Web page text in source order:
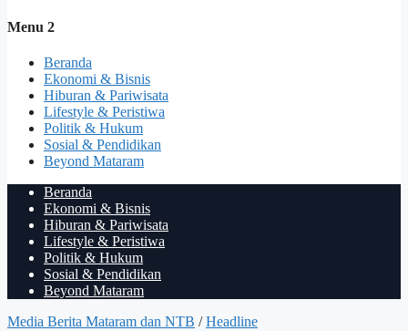
Menu 2
Beranda
Ekonomi & Bisnis
Hiburan & Pariwisata
Lifestyle & Peristiwa
Politik & Hukum
Sosial & Pendidikan
Beyond Mataram
Beranda
Ekonomi & Bisnis
Hiburan & Pariwisata
Lifestyle & Peristiwa
Politik & Hukum
Sosial & Pendidikan
Beyond Mataram
Media Berita Mataram dan NTB / Headline